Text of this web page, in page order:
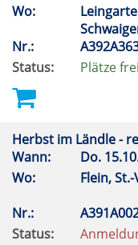
Wo:
Nr.:
Status:
Plätze frei
Herbst im Ländle -
Wann:
Do.
Wo:
Flein,
Nr.:
Status: